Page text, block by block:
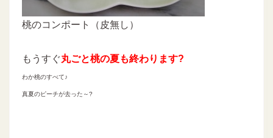
桃のコンポート（皮無し）
もうすぐ丸ごと桃の夏も終わります?
わか桃のすべて♪
真夏のピーチが去った～?